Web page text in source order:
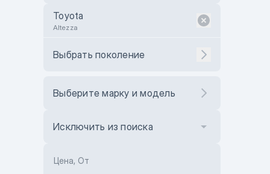
Toyota
Altezza
Выбрать поколение
Выберите марку и модель
Исключить из поиска
Цена, От